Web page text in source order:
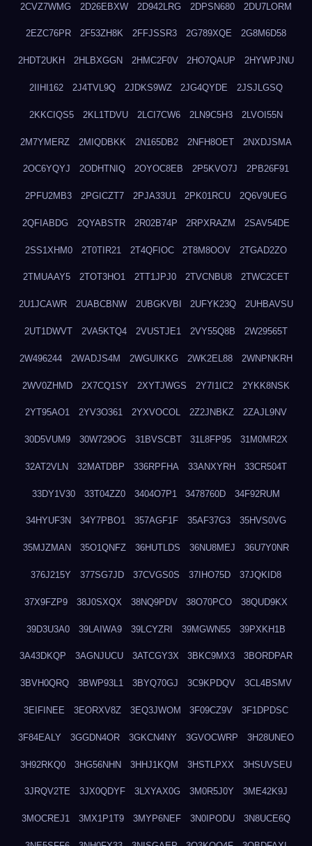
2CVZ7WMG 2D26EBXW 2D942LRG 2DPSN680 2DU7LORM
2EZC76PR 2F53ZH8K 2FFJSSR3 2G789XQE 2G8M6D58
2HDT2UKH 2HLBXGGN 2HMC2F0V 2HO7QAUP 2HYWPJNU
2IIHI162 2J4TVL9Q 2JDKS9WZ 2JG4QYDE 2JSJLGSQ
2KKCIQS5 2KL1TDVU 2LCI7CW6 2LN9C5H3 2LVOI55N
2M7YMERZ 2MIQDBKK 2N165DB2 2NFH8OET 2NXDJSMA
2OC6YQYJ 2ODHTNIQ 2OYOC8EB 2P5KVO7J 2PB26F91
2PFU2MB3 2PGICZT7 2PJA33U1 2PK01RCU 2Q6V9UEG
2QFIABDG 2QYABSTR 2R02B74P 2RPXRAZM 2SAV54DE
2SS1XHM0 2T0TIR21 2T4QFIOC 2T8M8OOV 2TGAD2ZO
2TMUAAY5 2TOT3HO1 2TT1JPJ0 2TVCNBU8 2TWC2CET
2U1JCAWR 2UABCBNW 2UBGKVBI 2UFYK23Q 2UHBAVSU
2UT1DWVT 2VA5KTQ4 2VUSTJE1 2VY55Q8B 2W29565T
2W496244 2WADJS4M 2WGUIKKG 2WK2EL88 2WNPNKRH
2WV0ZHMD 2X7CQ1SY 2XYTJWGS 2Y7I1IC2 2YKK8NSK
2YT95AO1 2YV3O361 2YXVOCOL 2Z2JNBKZ 2ZAJL9NV
30D5VUM9 30W729OG 31BVSCBT 31L8FP95 31M0MR2X
32AT2VLN 32MATDBP 336RPFHA 33ANXYRH 33CR504T
33DY1V30 33T04ZZ0 3404O7P1 3478760D 34F92RUM
34HYUF3N 34Y7PBO1 357AGF1F 35AF37G3 35HVS0VG
35MJZMAN 35O1QNFZ 36HUTLDS 36NU8MEJ 36U7Y0NR
376J215Y 377SG7JD 37CVGS0S 37IHO75D 37JQKID8
37X9FZP9 38J0SXQX 38NQ9PDV 38O70PCO 38QUD9KX
39D3U3A0 39LAIWA9 39LCYZRI 39MGWN55 39PXKH1B
3A43DKQP 3AGNJUCU 3ATCGY3X 3BKC9MX3 3BORDPAR
3BVH0QRQ 3BWP93L1 3BYQ70GJ 3C9KPDQV 3CL4BSMV
3EIFINEE 3EORXV8Z 3EQ3JWOM 3F09CZ9V 3F1DPDSC
3F84EALY 3GGDN4OR 3GKCN4NY 3GVOCWRP 3H28UNEO
3H92RKQ0 3HG56NHN 3HHJ1KQM 3HSTLPXX 3HSUVSEU
3JRQV2TE 3JX0QDYF 3LXYAX0G 3M0R5J0Y 3ME42K9J
3MOCREJ1 3MX1P1T9 3MYP6NEF 3N0IPODU 3N8UCE6Q